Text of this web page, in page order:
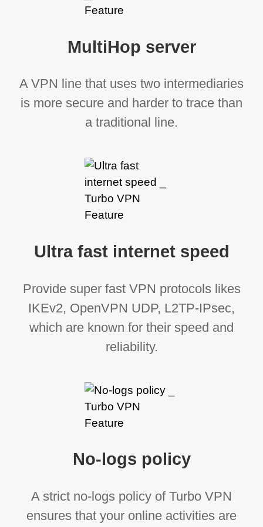
MultiHop server
A VPN line that uses two intermediaries
is more secure and harder to trace than
a traditional line.
Ultra fast internet speed
Provide super fast VPN protocols likes
IKEv2, OpenVPN UDP, L2TP-IPsec,
which are known for their speed and
reliability.
No-logs policy
A strict no-logs policy of Turbo VPN
ensures that your online activities are